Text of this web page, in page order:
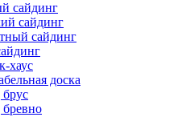
сайдинг
сайдинг
сайдинг
хаус
доска